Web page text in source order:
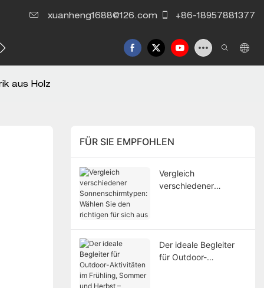
xuanheng1688@126.com +86-18957881377
Kontaktieren Sie uns
aus Holz
FÜR SIE EMPFOHLEN
Vergleich
verschiedener
Der ideale Begleiter
für Outdoor-